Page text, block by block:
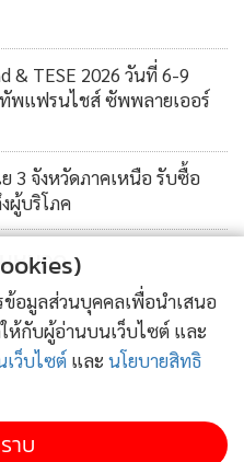
& TESE 2026 วันที่ 6-9
พแฟรนไชส์ ซัพพลายเออร์
3 จังหวัดภาคเหนือ รับซื้อ
ผู้บริโภค
หมวด
ข้อมูลส่วนบุคคลเพื่อนำเสนอ
กับผู้อ่านบนเว็บไซต์ และ
เว็บไซต์ และ นโยบายสิทธิ
าบ